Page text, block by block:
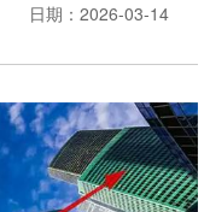
日期：2026-03-14